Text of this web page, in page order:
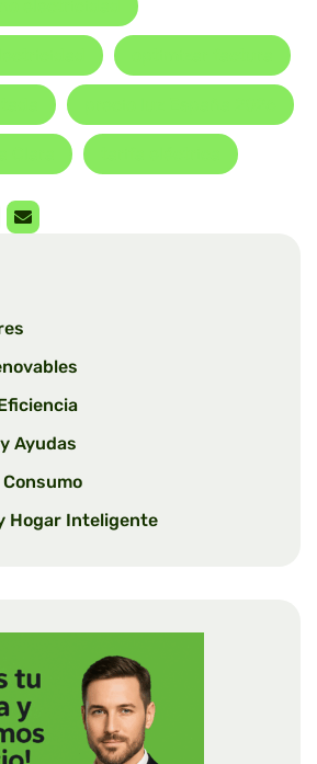
Ayudas
Hogar Inteligente